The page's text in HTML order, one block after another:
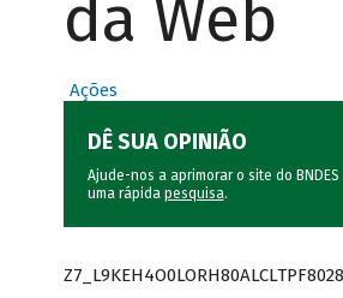
da Web
Ações
DÊ SUA OPINIÃO
Ajude-nos a aprimorar o site do
uma rápida pesquisa.